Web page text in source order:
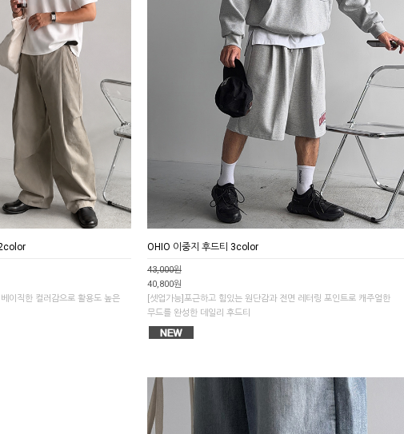
이직한 컬러감으로 활용도 높은
OHIO 이중지 후드티 3color
43,000원
40,800원
[셋업가능]포근하고 힘있는 원단감과 전면 레터링 포인트로 캐주얼한
무드를 완성한 데일리 후드티